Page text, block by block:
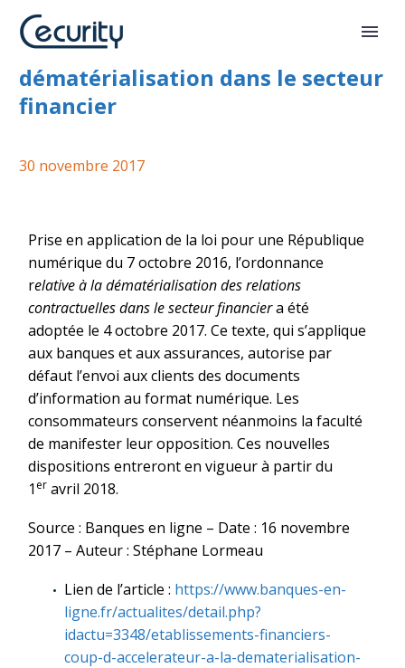
Ordonnance sur la
dématérialisation dans le secteur
financier
30 novembre 2017
Prise en application de la loi pour une République
numérique du 7 octobre 2016, l’ordonnance
relative à la dématérialisation des relations
contractuelles dans le secteur financiera été
adoptée le 4 octobre 2017. Ce texte, qui s’applique
aux banques et aux assurances, autorise par
défaut l’envoi aux clients des documents
d’information au format numérique. Les
consommateurs conservent néanmoins la faculté
de manifester leur opposition. Ces nouvelles
dispositions entreront en vigueur à partir du
1 er avril 2018.
Source : Banques en ligne – Date : 16 novembre
2017 – Auteur : Stéphane Lormeau
Lien de l’article : https://www.banques-en-
ligne.fr/actualites/detail.php?
idactu=3348/etablissements-financiers-
coup-d-accelerateur-a-la-dematerialisation-